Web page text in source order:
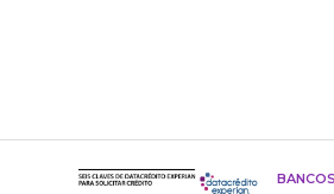
BANCOS